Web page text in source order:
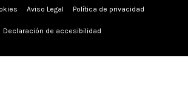
Aviso Legal Política de privacidad
Declaración de accesibilidad